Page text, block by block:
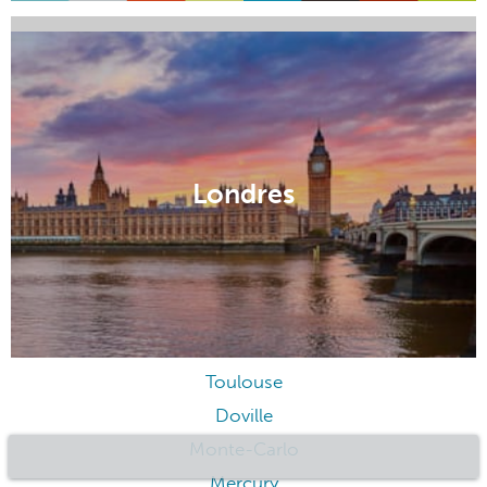
Tokyo
Londres
Toulouse
Doville
Monte-Carlo